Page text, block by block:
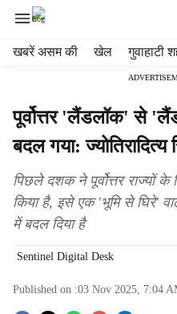
खबरें असम की खेल गुवाहाटी
पूर्वोत्तर 'लैंडलॉक' से
बदल गया: ज्योतिरादित्य
पिछले दशक ने पूर्वोत्तर राज्यों के
किया है, इसे एक 'भूमि से घिरे'
में बदल दिया है
Sentinel Digital Desk
Published on :03 Nov 2025, 7:04